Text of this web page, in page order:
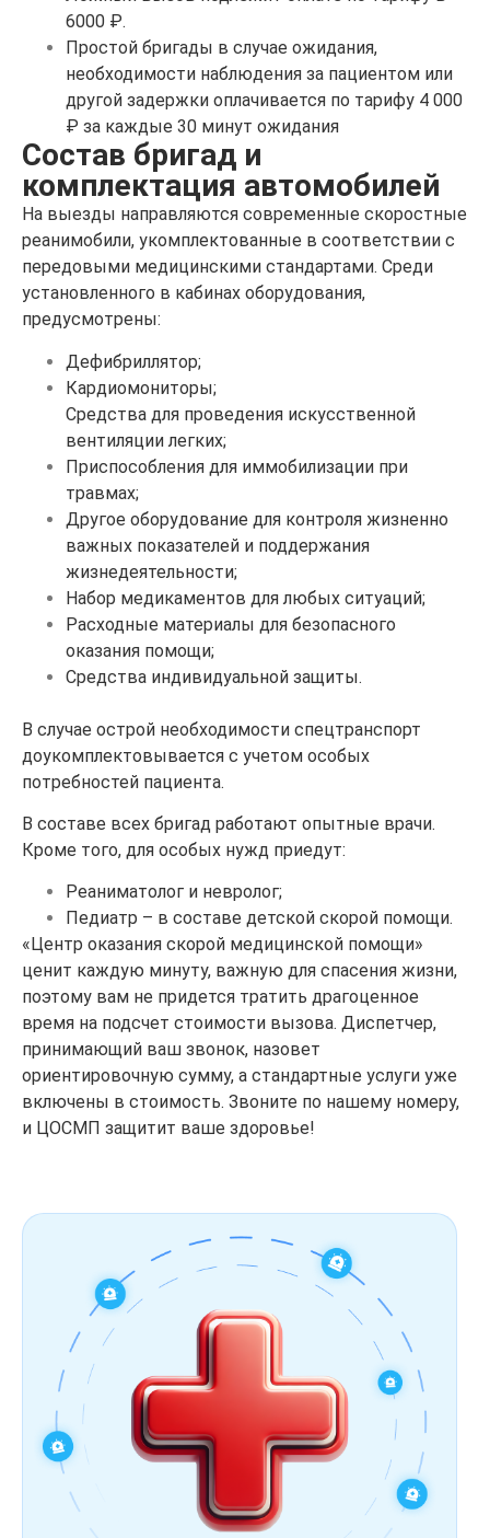
6000 ₽.
Простой бригады в случае ожидания,
необходимости наблюдения за пациентом или
другой задержки оплачивается по тарифу 4 000
₽ за каждые 30 минут ожидания
Состав бригад и
комплектация автомобилей
На выезды направляются современные скоростные
реанимобили, укомплектованные в соответствии с
передовыми медицинскими стандартами. Среди
установленного в кабинах оборудования,
предусмотрены:
Дефибриллятор;
Кардиомониторы;
Средства для проведения искусственной
вентиляции легких;
Приспособления для иммобилизации при
травмах;
Другое оборудование для контроля жизненно
важных показателей и поддержания
жизнедеятельности;
Набор медикаментов для любых ситуаций;
Расходные материалы для безопасного
оказания помощи;
Средства индивидуальной защиты.
В случае острой необходимости спецтранспорт
доукомплектовывается с учетом особых
потребностей пациента.
В составе всех бригад работают опытные врачи.
Кроме того, для особых нужд приедут:
Реаниматолог и невролог;
Педиатр – в составе детской скорой помощи.
«Центр оказания скорой медицинской помощи»
ценит каждую минуту, важную для спасения жизни,
поэтому вам не придется тратить драгоценное
время на подсчет стоимости вызова. Диспетчер,
принимающий ваш звонок, назовет
ориентировочную сумму, а стандартные услуги уже
включены в стоимость. Звоните по нашему номеру,
и ЦОСМП защитит ваше здоровье!